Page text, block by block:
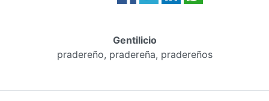
Gentilicio
pradereño, pradereña, pradereños